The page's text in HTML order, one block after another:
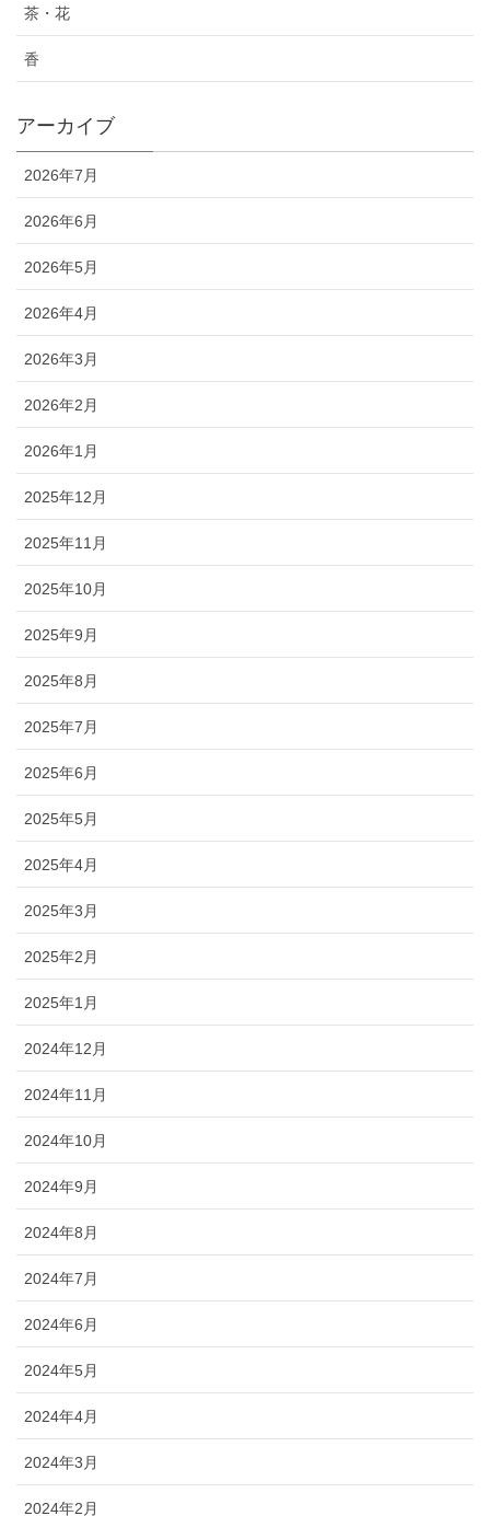
茶・花
香
アーカイブ
2026年7月
2026年6月
2026年5月
2026年4月
2026年3月
2026年2月
2026年1月
2025年12月
2025年11月
2025年10月
2025年9月
2025年8月
2025年7月
2025年6月
2025年5月
2025年4月
2025年3月
2025年2月
2025年1月
2024年12月
2024年11月
2024年10月
2024年9月
2024年8月
2024年7月
2024年6月
2024年5月
2024年4月
2024年3月
2024年2月